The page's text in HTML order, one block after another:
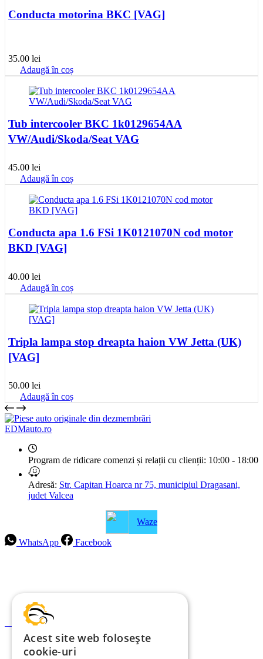
Conducta motorina BKC [VAG]
35.00 lei
Adaugă în coș
Tub intercooler BKC 1k0129654AA
VW/Audi/Skoda/Seat VAG
45.00 lei
Adaugă în coș
Conducta apa 1.6 FSi 1K0121070N cod motor
BKD [VAG]
40.00 lei
Adaugă în coș
Tripla lampa stop dreapta haion VW Jetta (UK)
[VAG]
50.00 lei
Adaugă în coș
EDMauto.ro
Program de ridicare comenzi și relații cu clienții: 10:00 - 18:00
Adresă: Str. Capitan Hoarca nr 75, municipiul Dragasani,
judet Valcea
Waze
WhatsApp
Facebook
Politica de ramburs și retur
Formular de retur
GaranțiiAcest site web folosește
cookie-uri